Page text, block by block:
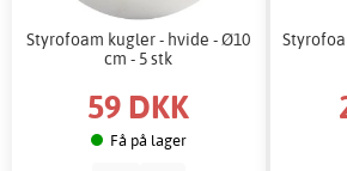
Styrofoam kugler - hvide - Ø10
cm - 5 stk
59 DKK
Få på lager